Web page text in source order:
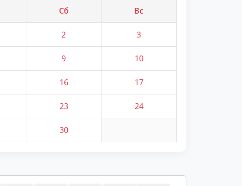
Сб Вс
2 3
9 10
16 17
23 24
30